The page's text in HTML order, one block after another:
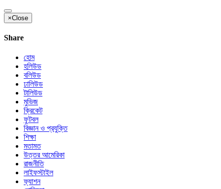
×Close
Share
হোম
হলিউড
বলিউড
ঢালিউড
টালিউড
মুভিজ
ক্রিকেট
ফুটবল
বিজ্ঞান ও প্রযুক্তি
শিক্ষা
মতামত
উত্তর আমেরিকা
রাজনীতি
লাইফস্টাইল
ফ্যাশন